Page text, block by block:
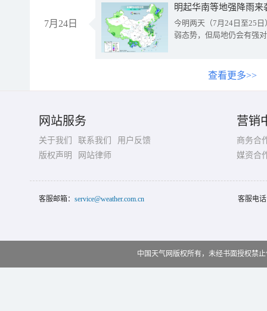
7月24日
明起华南等地强降雨
今明两天（7月24日至25
弱态势，但局地仍会有强
查看更多>>
网站服务
关于我们 联系我们
用户反馈
版权声明
网站律师
营销
商务合
媒资合
客服邮箱： service@weather.com.cn 客服电
中国天气网版权所有，未经书面授权